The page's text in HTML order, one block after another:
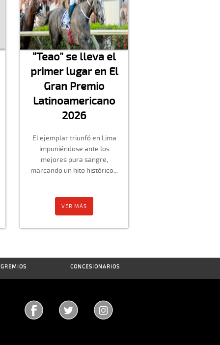
“Teao” se lleva el
primer lugar en El
Gran Premio
Latinoamericano
2026
El ejemplar triunfó en Lima
imponiéndose ante los
mejores pura sangre,
marcando un hito histórico...
VER MÁS
GREMIOS CONCESIONARIOS